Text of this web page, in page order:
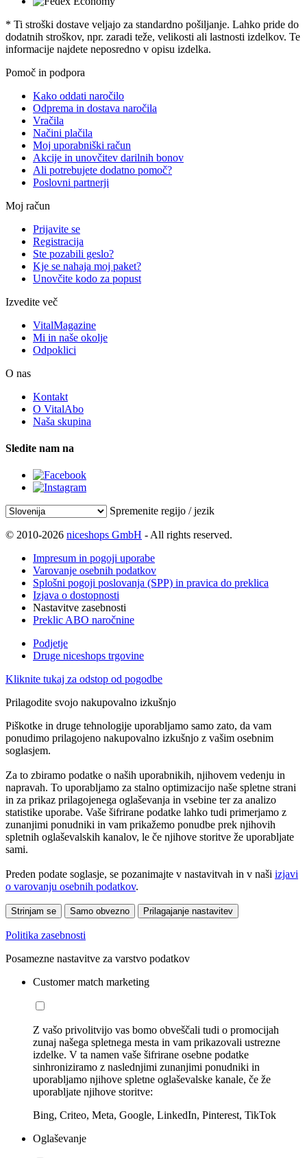
* Ti stroški dostave veljajo za standardno pošiljanje. Lahko pride do
dodatnih stroškov, npr. zaradi teže, velikosti ali lastnosti izdelkov. Te
informacije najdete neposredno v opisu izdelka.
Pomoč in podpora
Kako oddati naročilo
Odprema in dostava naročila
Vračila
Načini plačila
Moj uporabniški račun
Akcije in unovčitev darilnih bonov
Ali potrebujete dodatno pomoč?
Poslovni partnerji
Moj račun
Prijavite se
Registracija
Ste pozabili geslo?
Kje se nahaja moj paket?
Unovčite kodo za popust
Izvedite več
VitalMagazine
Mi in naše okolje
Odpoklici
O nas
Kontakt
O VitalAbo
Naša skupina
Sledite nam na
Spremenite regijo / jezik
© 2010-2026 niceshops GmbH - All rights reserved.
Impresum in pogoji uporabe
Varovanje osebnih podatkov
Splošni pogoji poslovanja (SPP) in pravica do preklica
Izjava o dostopnosti
Nastavitve zasebnosti
Preklic ABO naročnine
Podjetje
Druge niceshops trgovine
Kliknite tukaj za odstop od pogodbe
Prilagodite svojo nakupovalno izkušnjo
Piškotke in druge tehnologije uporabljamo samo zato, da vam
ponudimo prilagojeno nakupovalno izkušnjo z vašim osebnim
soglasjem.
Za to zbiramo podatke o naših uporabnikih, njihovem vedenju in
napravah. To uporabljamo za stalno optimizacijo naše spletne strani
in za prikaz prilagojenega oglaševanja in vsebine ter za analizo
statistike uporabe. Vaše šifrirane podatke lahko tudi primerjamo z
zunanjimi ponudniki in vam prikažemo ponudbe prek njihovih
spletnih oglaševalskih kanalov, le če njihove storitve že uporabljate
sami.
Preden podate soglasje, se pozanimajte v nastavitvah in v naši izjavi
o varovanju osebnih podatkov.
Strinjam se Samo obvezno Prilagajanje nastavitev
Politika zasebnosti
Posamezne nastavitve za varstvo podatkov
Customer match marketing
Z vašo privolitvijo vas bomo obveščali tudi o promocijah
zunaj našega spletnega mesta in vam prikazovali ustrezne
izdelke. V ta namen vaše šifrirane osebne podatke
sinhroniziramo z naslednjimi zunanjimi ponudniki in
uporabljamo njihove spletne oglaševalske kanale, če že
uporabljate njihove storitve:
Bing, Criteo, Meta, Google, LinkedIn, Pinterest, TikTok
Oglaševanje